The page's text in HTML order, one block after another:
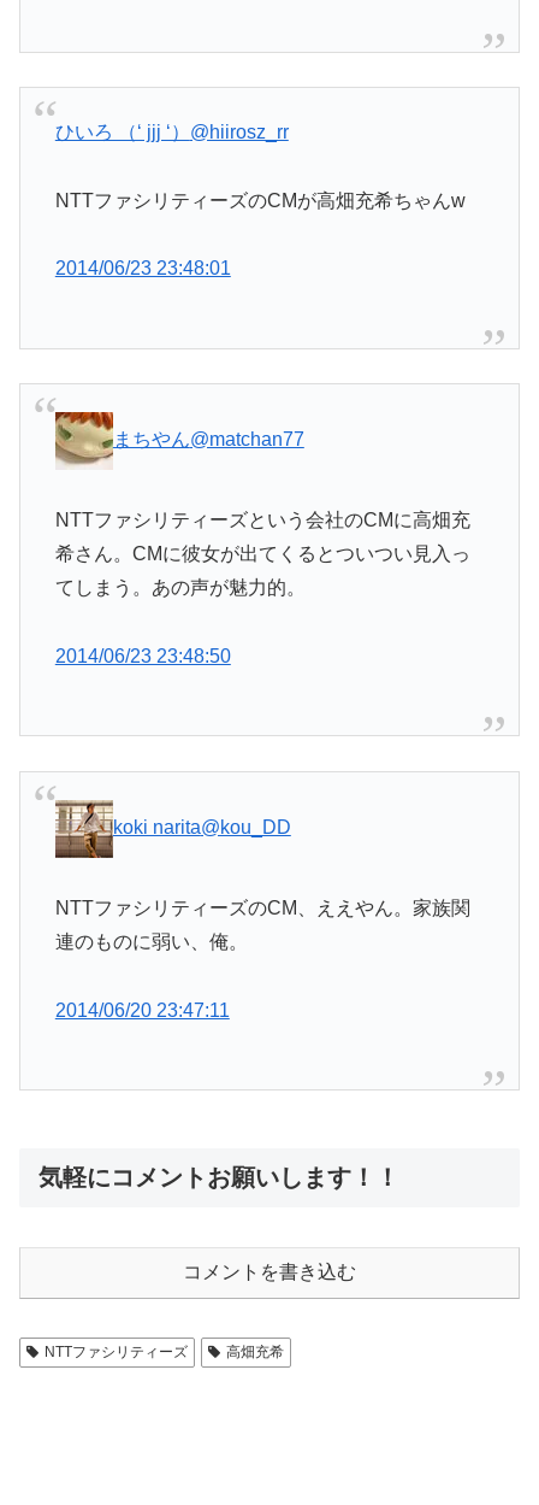
ひいろ （‘ jjj ‘） @hiirosz_rr
NTTファシリティーズのCMが高畑充希ちゃんw
2014/06/23 23:48:01
まちやん@matchan77
NTTファシリティーズという会社のCMに高畑充
希さん。CMに彼女が出てくるとついつい見入っ
てしまう。あの声が魅力的。
2014/06/23 23:48:50
koki narita@kou_DD
NTTファシリティーズのCM、ええやん。家族関
連のものに弱い、俺。
2014/06/20 23:47:11
気軽にコメントお願いします！！
コメントを書き込む
NTTファシリティーズ 高畑充希